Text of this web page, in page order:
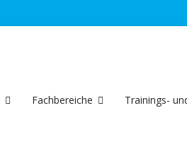
Fachbereiche Trainings-